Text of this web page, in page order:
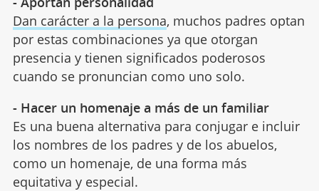
Dan carácter a la persona, muchos padres optan
por estas combinaciones ya que otorgan
presencia y tienen significados poderosos
cuando se pronuncian como uno solo.
- Hacer un homenaje a más de un familiar
Es una buena alternativa para conjugar e incluir
los nombres de los padres y de los abuelos,
como un homenaje, de una forma más
equitativa y especial.